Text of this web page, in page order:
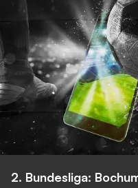
2. Bundesliga: